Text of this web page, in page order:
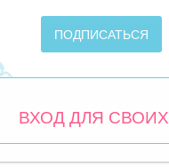
ВХОД ДЛЯ СВОИХ